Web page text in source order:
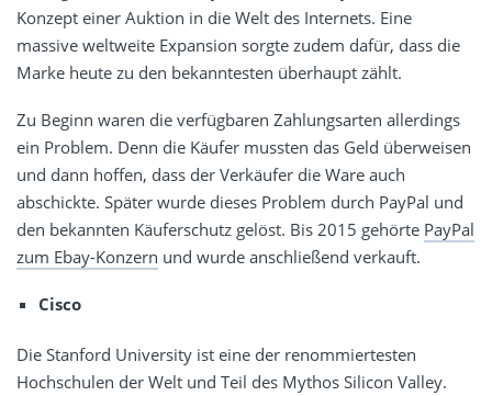
Konzept einer Auktion in die Welt des Internets. Eine
massive weltweite Expansion sorgte zudem dafür, dass die
Marke heute zu den bekanntesten überhaupt zählt.
Zu Beginn waren die verfügbaren Zahlungsarten allerdings
ein Problem. Denn die Käufer mussten das Geld überweisen
und dann hoffen, dass der Verkäufer die Ware auch
abschickte. Später wurde dieses Problem durch PayPal und
den bekannten Käuferschutz gelöst. Bis 2015 gehörte PayPal
zum Ebay-Konzern und wurde anschließend verkauft.
Cisco
Die Stanford University ist eine der renommiertesten
Hochschulen der Welt und Teil des Mythos Silicon Valley.